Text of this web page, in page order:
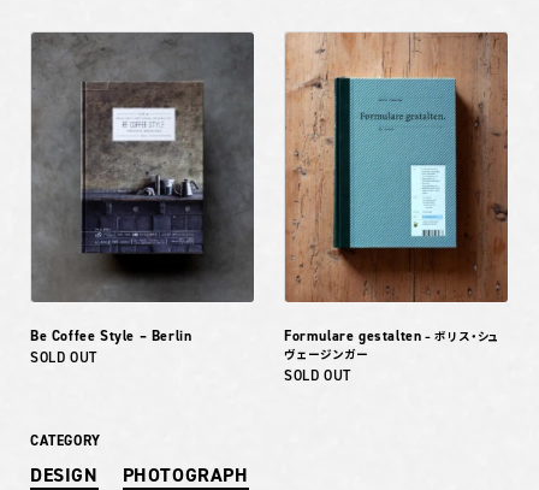
Be Coffee Style – Berlin
SOLD OUT
Formulare gestalten – ボリス・シュ
ヴェージンガー
SOLD OUT
CATEGORY
DESIGN PHOTOGRAPH